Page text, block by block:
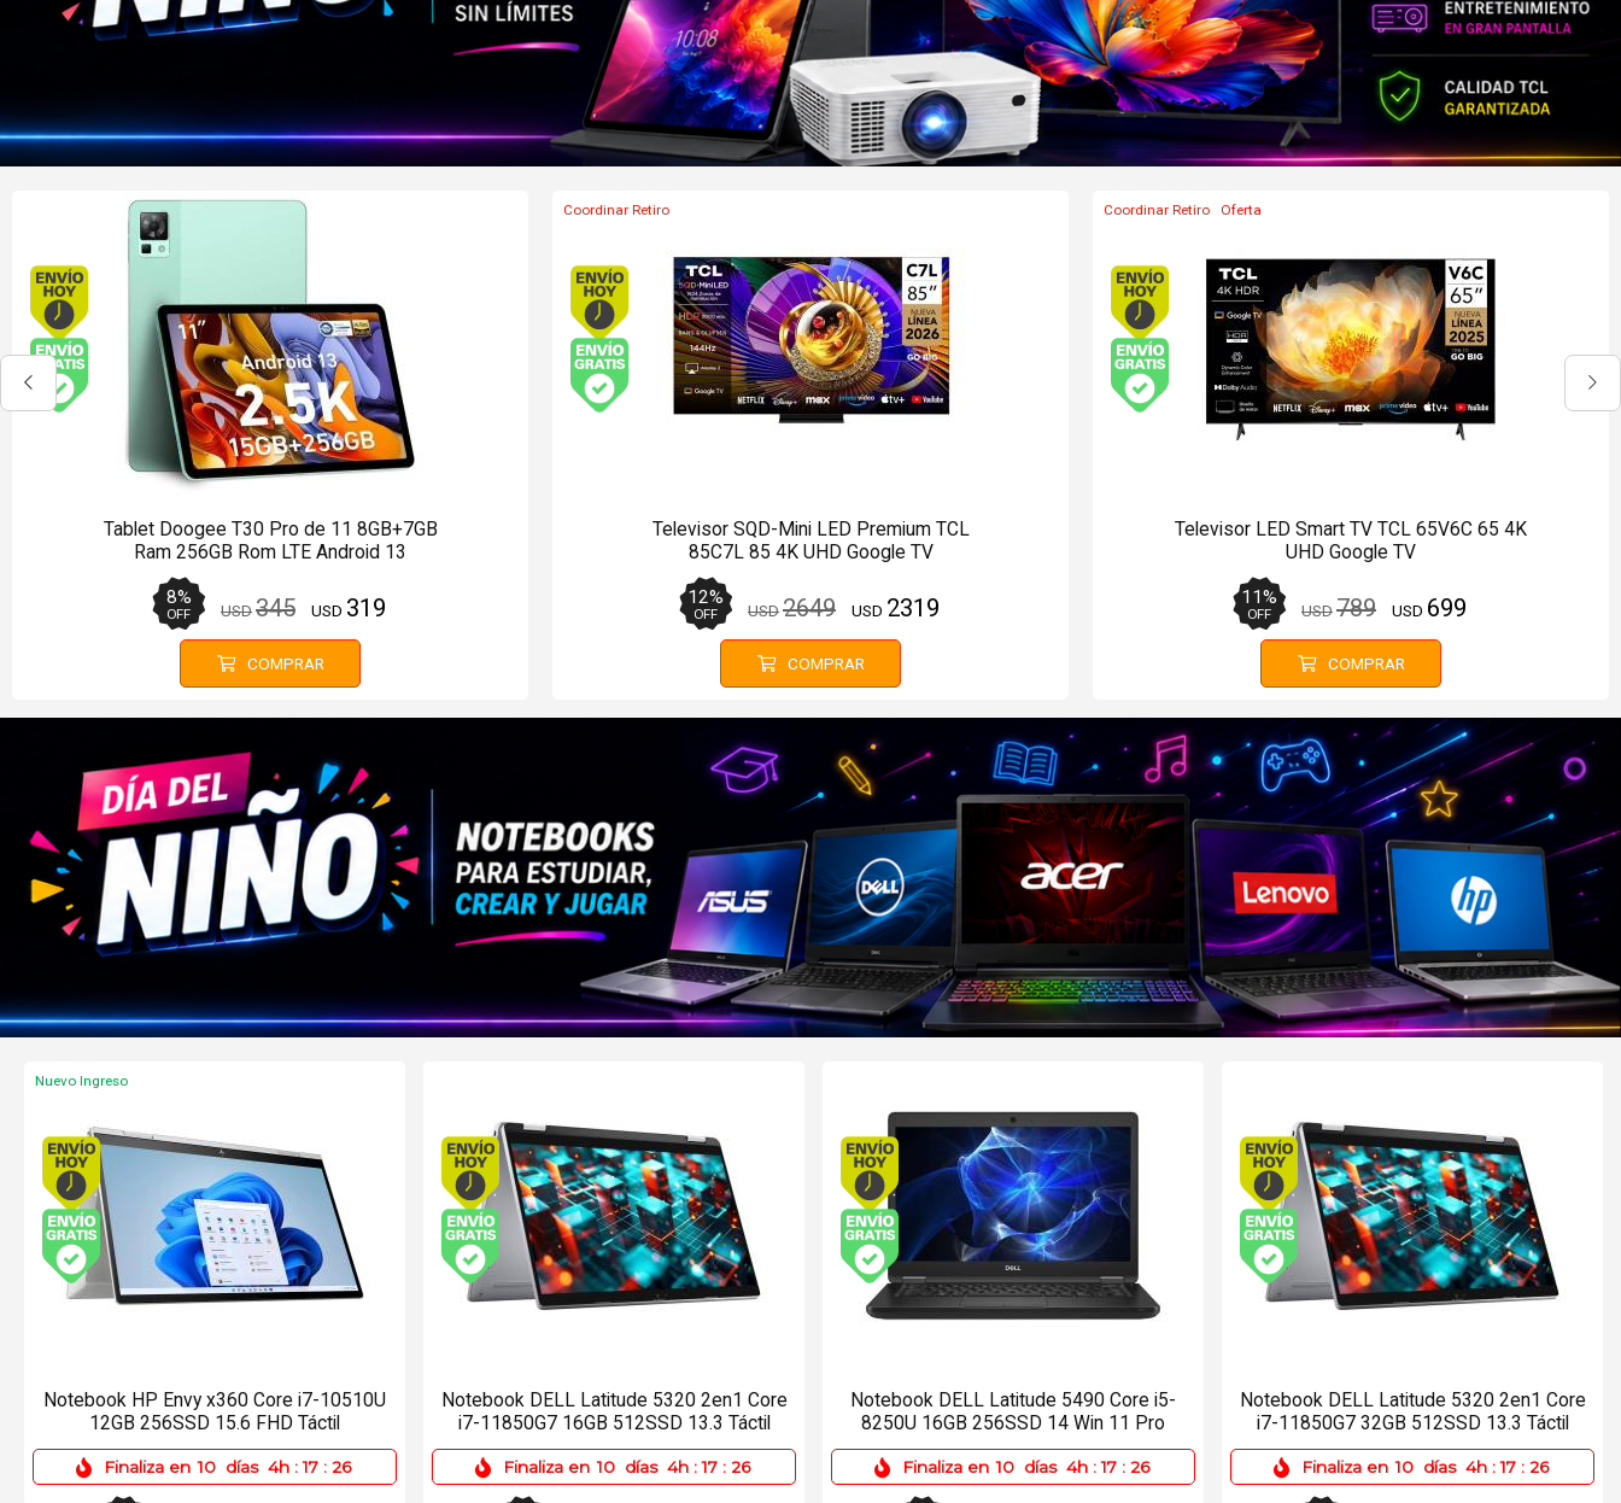
Envío gratis (Ver Envíos y Pagos)
Tablet Onn de 10 3GB Ram 32GB Rom
Android 14 Perla
19%
OFF USD149 USD 121
COMPRAR
Coordinar Retiro
Envío gratis (Ver Envíos y Pagos)
Televisor QD-Mini LED Smart TV TCL 98P8L
98 4K UHD Google TV
11%
OFF USD2749 USD 2449
COMPRAR
Coordinar Retiro
Envío hoy. Comprando antes de 13Hs.
Envío gratis (Ver Envíos y Pagos)
Televisor QLED Smart TV TCL 85P7L 85 4K
UHD Google TV
9%
OFF USD1849 USD 1679
COMPRAR
Nuevo Ingreso
Envío hoy. Comprando antes de 13Hs.
Envío gratis (Ver Envíos y Pagos)
Notebook HP Envy x360 Core i7-10510U
12GB 256SSD 15.6 FHD Táctil
Finaliza en 10 días 4h : 17 : 26
Envío hoy. Comprando antes de 13Hs.
Envío gratis (Ver Envíos y Pagos)
Notebook DELL Latitude 5320 2en1 Core
i7-11850G7 16GB 512SSD 13.3 Táctil
Finaliza en 10 días 4h : 17 : 26
Envío hoy. Comprando antes de 13Hs.
Envío gratis (Ver Envíos y Pagos)
Notebook DELL Latitude 5490 Core i5-
8250U 16GB 256SSD 14 Win 11 Pro
Finaliza en 10 días 4h : 17 : 26
Envío hoy. Comprando antes de 13Hs.
Envío gratis (Ver Envíos y Pagos)
Notebook DELL Latitude 5320 2en1 Core
i7-11850G7 32GB 512SSD 13.3 Táctil
Finaliza en 10 días 4h : 17 : 26